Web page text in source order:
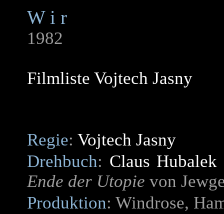
W i r
1982
Filmliste Vojtech Jasny
Regie: Vojtech Jasny
Drehbuch: Claus Hubalek
Ende der Utopie von
Produktion: Windrose,